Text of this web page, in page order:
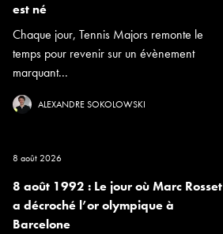
est né
Chaque jour, Tennis Majors remonte le
temps pour revenir sur un évènement
marquant...
ALEXANDRE SOKOLOWSKI
8 août 2026
8 août 1992 : Le jour où Marc Rosset
a décroché l’or olympique à
Barcelone